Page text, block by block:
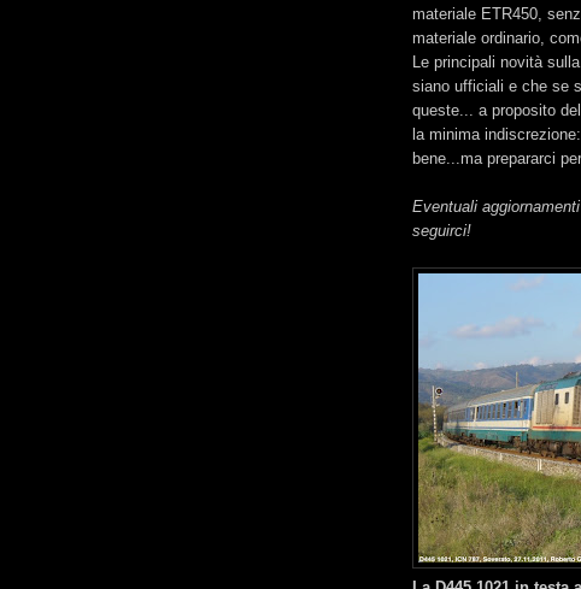
materiale ETR450,
materiale ordinario,
Le principali novità
siano ufficiali e che se
queste... a proposito
la minima
bene...ma prepararci
Eventuali
seguirci!